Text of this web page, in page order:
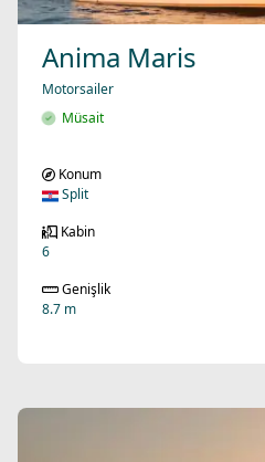
Anima Maris
Motorsailer
Müsait
Konum
Split
Kabin
6
Genişlik
8.7 m